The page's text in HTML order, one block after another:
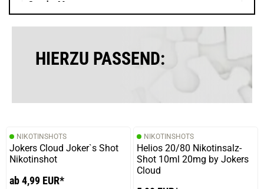
Sascha M.
Levente B.
Die Bewertung erfolgte ohne Abgabe eines Kommentars
HIERZU PASSEND:
NIKOTINSHOTS
Jokers Cloud Joker`s Shot
Nikotinshot
ab 4,99 EUR*
NIKOTINSHOTS
Helios 20/80 Nikotinsalz-
Shot 10ml 20mg by Jokers
Cloud